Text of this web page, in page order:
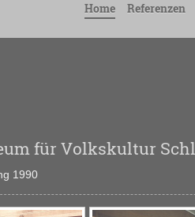
Home Referenzen
für Volkskultur
1990